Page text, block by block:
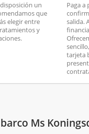
un
que
elegir entre
y
Paga a
salida.
tarjeta
Ms